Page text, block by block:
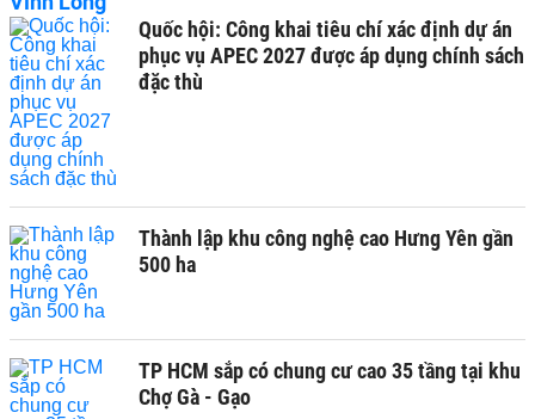
Quốc hội: Công khai tiêu chí xác định dự án
phục vụ APEC 2027 được áp dụng chính sách
đặc thù
Thành lập khu công nghệ cao Hưng Yên gần
500 ha
TP HCM sắp có chung cư cao 35 tầng tại khu
Chợ Gà - Gạo